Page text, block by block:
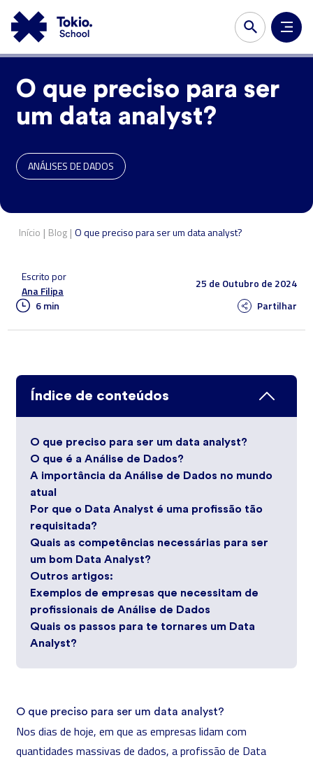
O que preciso para ser
um data analyst?
ANÁLISES DE DADOS
Início | Blog | O que preciso para ser um data analyst?
Escrito por
Ana Filipa
25 de Outubro de 2024
6 min
Partilhar
Índice de conteúdos
O que preciso para ser um data analyst?
O que é a Análise de Dados?
A importância da Análise de Dados no mundo
atual
Por que o Data Analyst é uma profissão tão
requisitada?
Quais as competências necessárias para ser
um bom Data Analyst?
Outros artigos:
Exemplos de empresas que necessitam de
profissionais de Análise de Dados
Quais os passos para te tornares um Data
Analyst?
O que preciso para ser um data analyst?
Nos dias de hoje, em que as empresas lidam com
quantidades massivas de dados, a profissão de Data